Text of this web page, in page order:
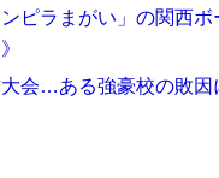
ピラまがい」の関西
大会…ある強豪校の敗